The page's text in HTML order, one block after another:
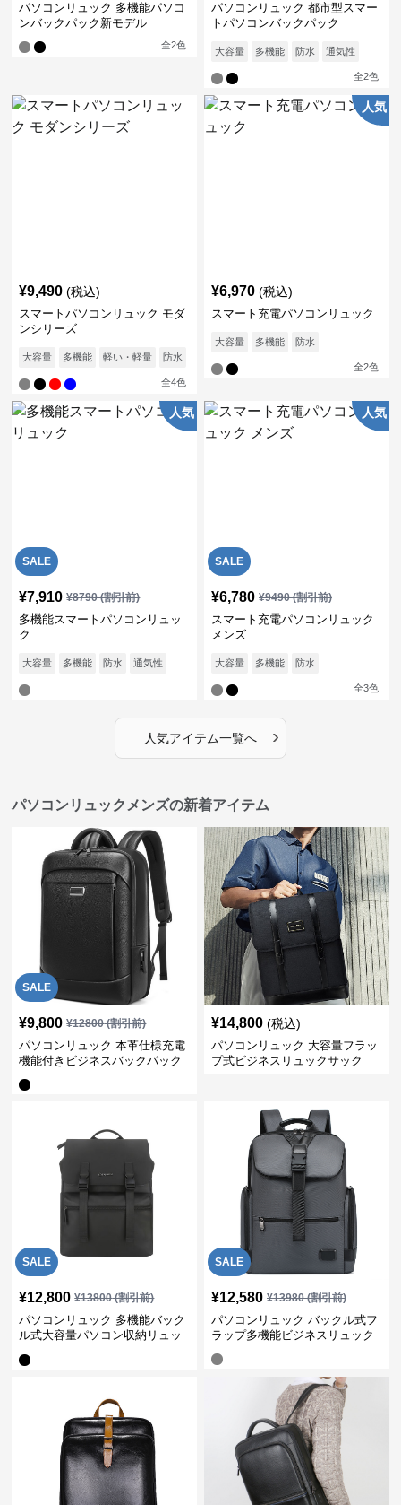
パソコンリュック 多機能パソコ
ンバックパック新モデル
全2色
パソコンリュック 都市型スマー
トパソコンバックパック
大容量 多機能 防水 通気性
全2色
¥9,490 (税込)
スマートパソコンリュック モダ
ンシリーズ
大容量 多機能 軽い・軽量 防水
全4色
人気
¥6,970 (税込)
スマート充電パソコンリュック
大容量 多機能 防水
全2色
SALE
人気
¥7,910 ¥8790(割引前)
多機能スマートパソコンリュッ
ク
大容量 多機能 防水 通気性
SALE
人気
¥6,780 ¥9490(割引前)
スマート充電パソコンリュック
メンズ
大容量 多機能 防水
全3色
人気アイテム一覧へ ›
パソコンリュックメンズの新着アイテム
SALE
¥9,800 ¥12800(割引前)
パソコンリュック 本革仕様充電
機能付きビジネスバックパック
¥14,800 (税込)
パソコンリュック 大容量フラッ
プ式ビジネスリュックサック
SALE
¥12,800 ¥13800(割引前)
パソコンリュック 多機能バック
ル式大容量パソコン収納リュッ
SALE
¥12,580 ¥13980(割引前)
パソコンリュック バックル式フ
ラップ多機能ビジネスリュック